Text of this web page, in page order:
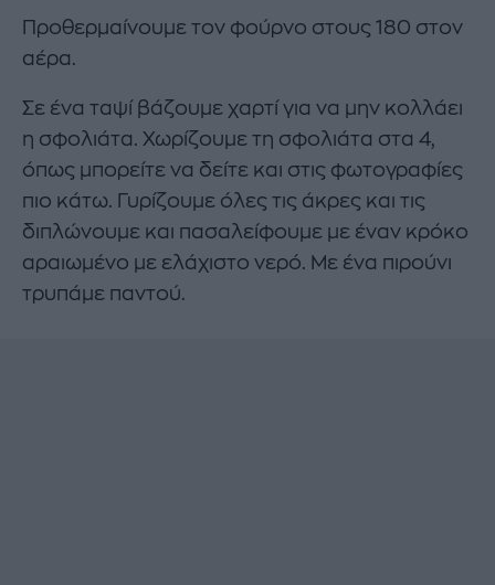
Προθερμαίνουμε τον φούρνο στους 180 στον
αέρα.
Σε ένα ταψί βάζουμε χαρτί για να μην κολλάει
η σφολιάτα. Χωρίζουμε τη σφολιάτα στα 4,
όπως μπορείτε να δείτε και στις φωτογραφίες
πιο κάτω. Γυρίζουμε όλες τις άκρες και τις
διπλώνουμε και πασαλείφουμε με έναν κρόκο
αραιωμένο με ελάχιστο νερό. Με ένα πιρούνι
τρυπάμε παντού.